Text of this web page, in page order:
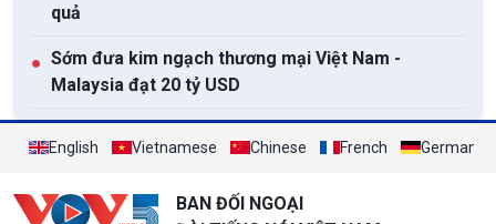
quả
● Sớm đưa kim ngạch thương mại Việt Nam -
Malaysia đạt 20 tỷ USD
Việt Nam coi Hoa Kỳ là một trong những đối tác
quan trọng hàng đầu
Xem tất cả
English Vietnamese Chinese French German
BAN ĐỐI NGOẠI